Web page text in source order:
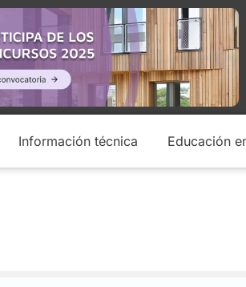
Información técnica Educación